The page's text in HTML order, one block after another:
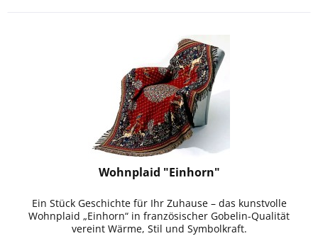
Wohnplaid "Einhorn"
Ein Stück Geschichte für Ihr Zuhause – das kunstvolle
Wohnplaid „Einhorn“ in französischer Gobelin-Qualität
vereint Wärme, Stil und Symbolkraft.